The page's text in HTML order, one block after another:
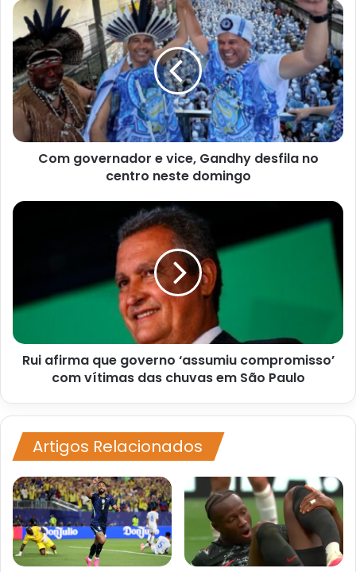
Com
governador
e
vice,
Gandhy
desfila
no
centro
neste
domingoCom governador e vice, Gandhy desfila no
centro neste domingo
Rui
compromisso’
com
das
chuvas
Rui afirma que governo ‘assumiu compromisso’
com vítimas das chuvas em São Paulo
Artigos Relacionados